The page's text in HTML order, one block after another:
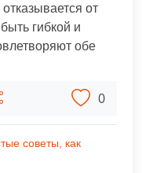
от
гибкой и
обе
0
советы, как